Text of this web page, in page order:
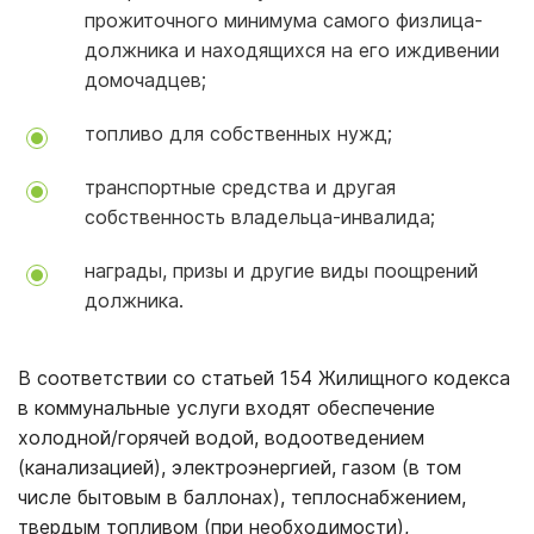
прожиточного минимума самого физлица-
должника и находящихся на его иждивении
домочадцев;
топливо для собственных нужд;
транспортные средства и другая
собственность владельца-инвалида;
награды, призы и другие виды поощрений
должника.
В соответствии со статьей 154 Жилищного кодекса
в коммунальные услуги входят обеспечение
холодной/горячей водой, водоотведением
(канализацией), электроэнергией, газом (в том
числе бытовым в баллонах), теплоснабжением,
твердым топливом (при необходимости),